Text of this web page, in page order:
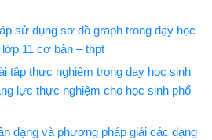
sử dụng sơ đồ graph trong dạy học
11 cơ bản – thpt
tập thực nghiệm trong dạy học sinh
lực thực nghiệm cho học sinh phổ
dạng và phương pháp giải các dạng